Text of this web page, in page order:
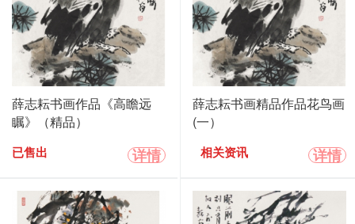
薛志耘书画作品《高瞻远
瞩》（精品）
已售出 详情
薛志耘书画精品作品花鸟画
(一）
相关资讯 详情